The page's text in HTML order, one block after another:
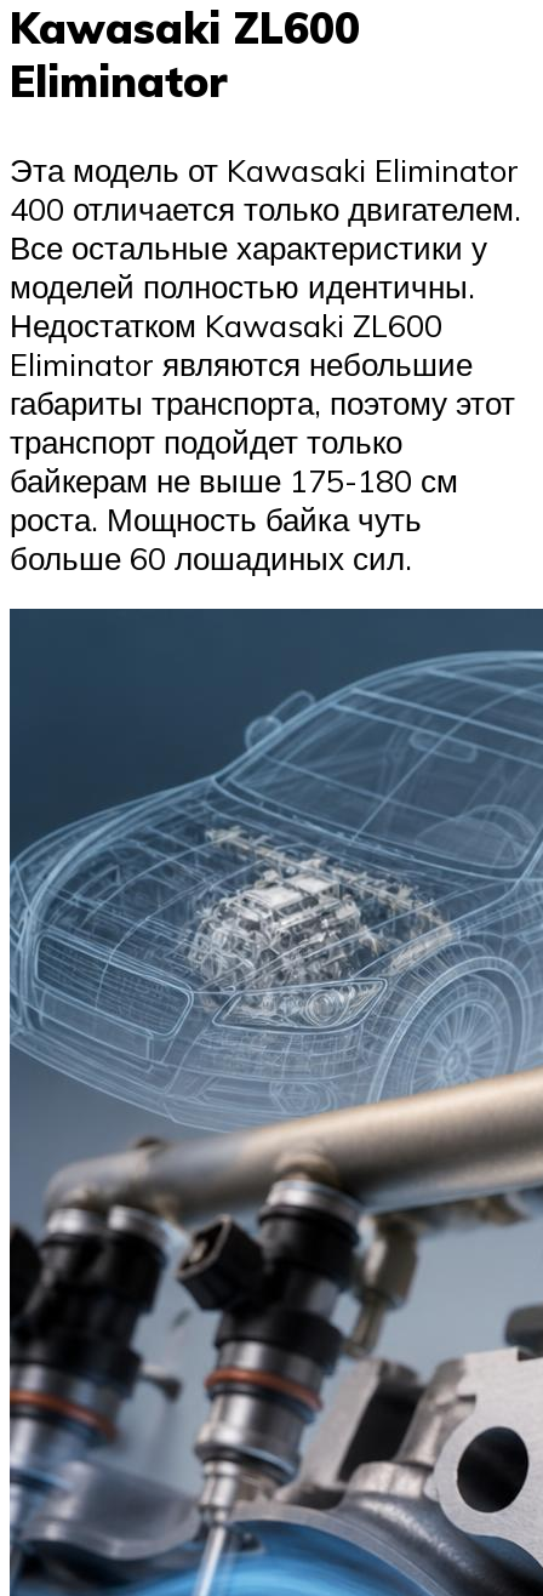
Kawasaki ZL600
Eliminator
Эта модель от Kawasaki Eliminator
400 отличается только двигателем.
Все остальные характеристики у
моделей полностью идентичны.
Недостатком Kawasaki ZL600
Eliminator являются небольшие
габариты транспорта, поэтому этот
транспорт подойдет только
байкерам не выше 175-180 см
роста. Мощность байка чуть
больше 60 лошадиных сил.